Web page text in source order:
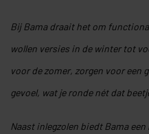
Bij Bama draait het om
wollen versies in de winter tot
voor de zomer, zorgen voor een
gevoel, wat je ronde nét dat
Naast inlegzolen biedt Bama een